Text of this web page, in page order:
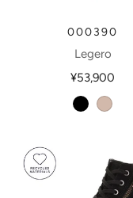
000390
Legero
¥53,900
schwarztasso